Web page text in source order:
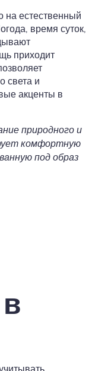
на естественный
время суток,
приходит
света и
акценты в
природного и
комфортную
под образ